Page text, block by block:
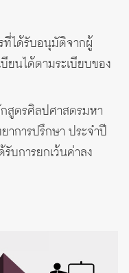
ที่ได้รับอนุมัติจากผู้
ยนได้ตามระเบียบของ
สูตรศิลปศาสตรมหา
การปรึกษา ประจำปี
บการยกเว้นค่าลง